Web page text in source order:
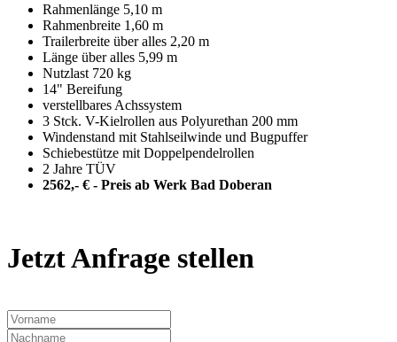
Rahmenlänge 5,10 m
Rahmenbreite 1,60 m
Trailerbreite über alles 2,20 m
Länge über alles 5,99 m
Nutzlast 720 kg
14" Bereifung
verstellbares Achssystem
3 Stck. V-Kielrollen aus Polyurethan 200 mm
Windenstand mit Stahlseilwinde und Bugpuffer
Schiebestütze mit Doppelpendelrollen
2 Jahre TÜV
2562,- € - Preis ab Werk Bad Doberan
Jetzt Anfrage stellen